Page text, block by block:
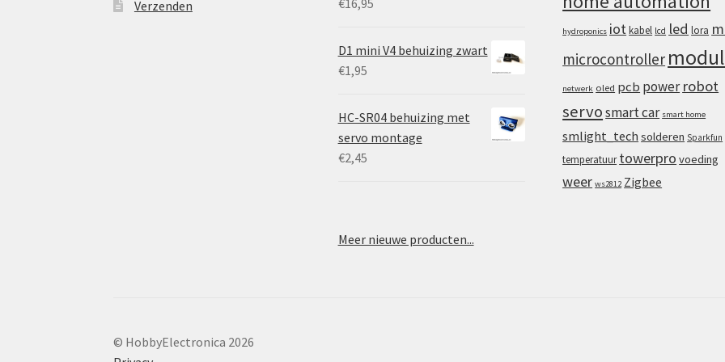
Verzenden
D1 mini V4 behuizing zwart
€1,95
HC-SR04 behuizing met
servo montage
€2,45
Meer nieuwe producten...
hydroponics iotkabel lcd led lora
microcontroller
netwerk oled pcb power robot
servosmart car smart home
smlight_tech solderen Sparkfun
temperatuur towerpro voeding
weer ws2812 Zigbee
© HobbyElectronica 2026